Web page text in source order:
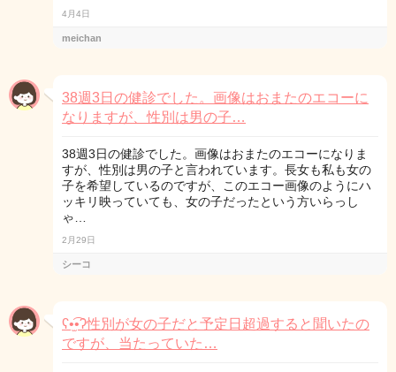
4月4日
meichan
38週3日の健診でした。画像はおまたのエコーに
なりますが、性別は男の子…
38週3日の健診でした。画像はおまたのエコーになりま
すが、性別は男の子と言われています。長女も私も女の
子を希望しているのですが、このエコー画像のようにハ
ッキリ映っていても、女の子だったという方いらっし
ゃ…
2月29日
シーコ
ʕ•̫͡•ʔ性別が女の子だと予定日超過すると聞いたの
ですが、当たっていた…